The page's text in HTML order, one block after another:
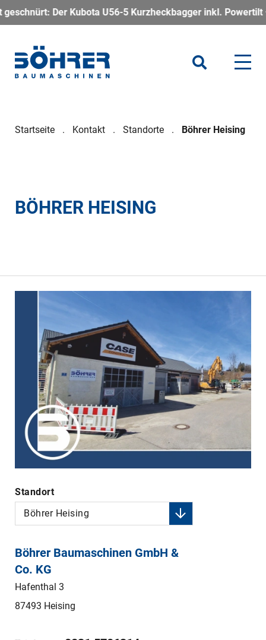
Der Kubota U56-5 Kurzheckbagger inkl. Powertilt –
Startseite Kontakt Standorte Böhrer Heising
BÖHRER HEISING
Standort
Böhrer Heising
Böhrer Baumaschinen GmbH &
Co. KG
Hafenthal 3
87493 Heising